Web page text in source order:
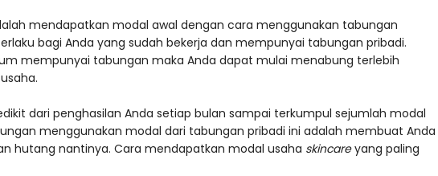
mendapatkan modal awal dengan cara menggunakan tabungan
bagi Anda yang sudah bekerja dan mempunyai tabungan pribadi.
mempunyai tabungan maka Anda dapat mulai menabung terlebih
dari penghasilan Anda setiap bulan sampai terkumpul sejumlah modal
menggunakan modal dari tabungan pribadi ini adalah membuat Anda
hutang nantinya. Cara mendapatkan modal usaha skincareyang paling